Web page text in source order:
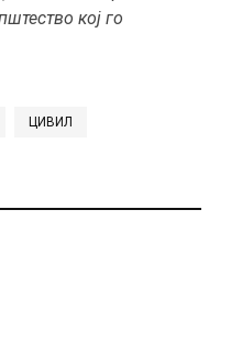
кој го
ЦИВИЛ